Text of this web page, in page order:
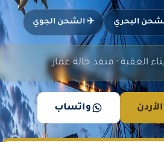
البحري ✈️ الشحن الجوي
العقبة · منفذ حالة عمار
واتساب